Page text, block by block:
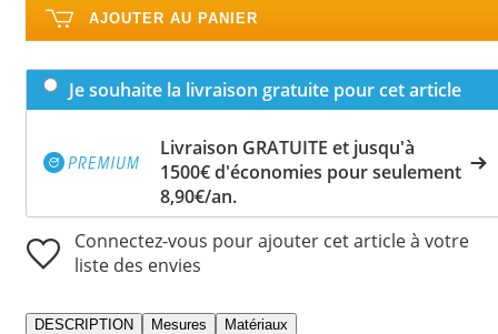
AJOUTER AU PANIER
Je souhaite la livraison gratuite pour cet article
Livraison GRATUITE et jusqu'à
1500€ d'économies pour seulement
8,90€/an.
Connectez-vous pour ajouter cet article à votre
liste des envies
DESCRIPTION Mesures Matériaux